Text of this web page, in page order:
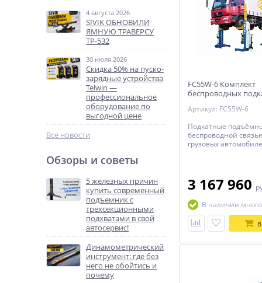
4 августа 2026
SIVIK ОБНОВИЛИ
ЯМНУЮ ТРАВЕРСУ
ТР-532
30 июля 2026
Скидка 50% на пуско-
зарядные устройства
Telwin —
профессиональное
оборудование по
выгодной цене
Все новости
Обзоры и советы
5 железных причин
купить современный
подъемник с
трехсекционными
подхватами в свой
автосервис!
Динамометрический
инструмент: где без
него не обойтись и
почему
FC55W-6 Комплект
беспроводных
автомобилей, г/п
Артикул: FC55W-6
Подкатные
беспроводной
грузовых
3 167 960
В наличии много